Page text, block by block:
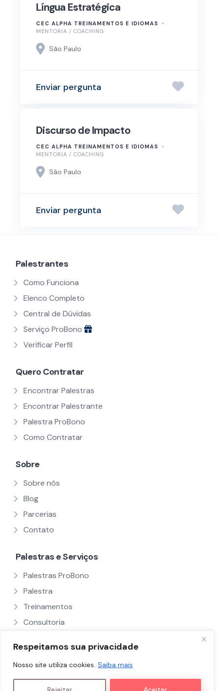
Respeitamos sua privacidade
Nosso site utiliza cookies. Saiba mais
Língua Estratégica
CEC ALPHA TREINAMENTOS E IDIOMAS
MENTORIA / COACHING
São Paulo
Enviar pergunta
Discurso de Impacto
CEC ALPHA TREINAMENTOS E IDIOMAS
MENTORIA / COACHING
São Paulo
Enviar pergunta
Palestrantes
Como Funciona
Elenco Completo
Central de Dúvidas
Serviço ProBono
Verificar Perfil
Quero Contratar
Encontrar Palestras
Encontrar Palestrante
Palestra ProBono
Como Contratar
Sobre
Sobre nós
Blog
Parcerias
Contato
Palestras e Serviços
Palestras ProBono
Palestra
Treinamentos
Consultoria
Políticas e Termos Palestrantes